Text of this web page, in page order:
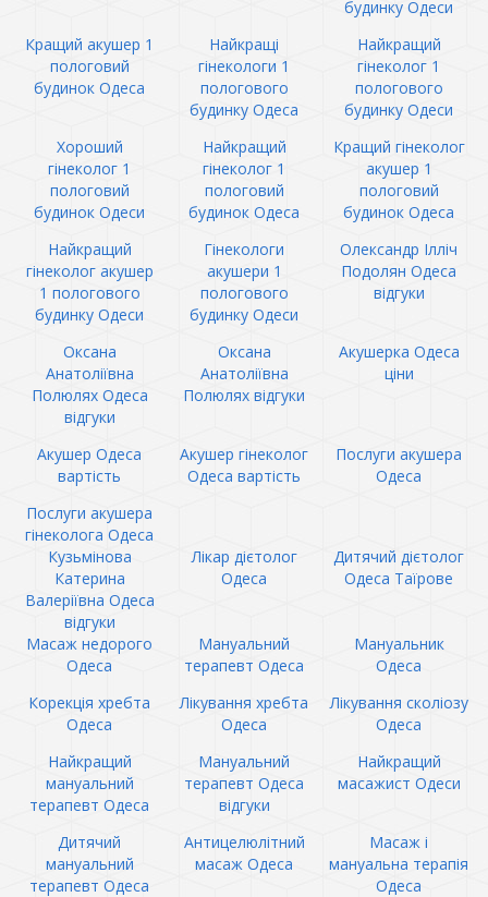
будинку Одеси
Кращий акушер 1
пологовий
будинок Одеса
Найкращі
гінекологи 1
пологового
будинку Одеса
Найкращий
гінеколог 1
пологового
будинку Одеси
Хороший
гінеколог 1
пологовий
будинок Одеси
Найкращий
гінеколог 1
пологовий
будинок Одеса
Кращий гінеколог
акушер 1
пологовий
будинок Одеса
Найкращий
гінеколог акушер
1 пологового
будинку Одеси
Гінекологи
акушери 1
пологового
будинку Одеси
Олександр Ілліч
Подолян Одеса
відгуки
Оксана
Анатоліївна
Полюлях Одеса
відгуки
Оксана
Анатоліївна
Полюлях відгуки
Акушерка Одеса
ціни
Акушер Одеса
вартість
Акушер гінеколог
Одеса вартість
Послуги акушера
Одеса
Послуги акушера
гінеколога Одеса
Кузьмінова
Катерина
Валеріївна Одеса
відгуки
Лікар дієтолог
Одеса
Дитячий дієтолог
Одеса Таїрове
Масаж недорого
Одеса
Мануальний
терапевт Одеса
Мануальник
Одеса
Корекція хребта
Одеса
Лікування хребта
Одеса
Лікування сколіозу
Одеса
Найкращий
мануальний
терапевт Одеса
Мануальний
терапевт Одеса
відгуки
Найкращий
масажист Одеси
Дитячий
мануальний
терапевт Одеса
Антицелюлітний
масаж Одеса
Масаж і
мануальна терапія
Одеса